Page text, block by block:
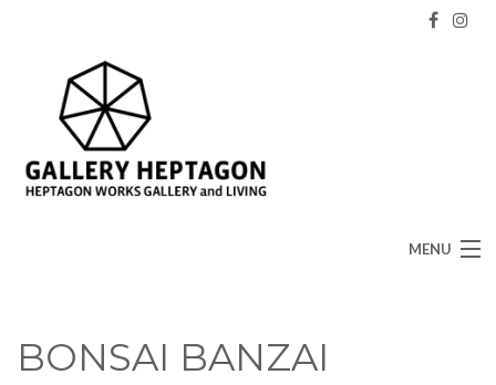
MENU
GALLERY HEPTAGON
BONSAI BANZAI